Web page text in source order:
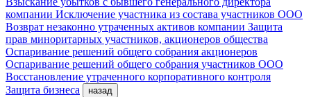
компании Исключение участника из состава участников ООО
Возврат незаконно утраченных активов компании Защита
прав миноритарных участников, акционеров общества
Оспаривание решений общего собрания акционеров
Оспаривание решений общего собрания участников ООО
Восстановление утраченного корпоративного контроля
Защита бизнеса
назад